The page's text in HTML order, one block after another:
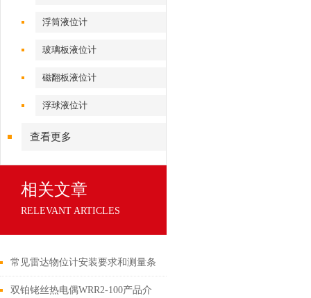
浮筒液位计
玻璃板液位计
磁翻板液位计
浮球液位计
查看更多
相关文章
RELEVANT ARTICLES
常见雷达物位计安装要求和测量条
件
双铂铑丝热电偶WRR2-100产品介